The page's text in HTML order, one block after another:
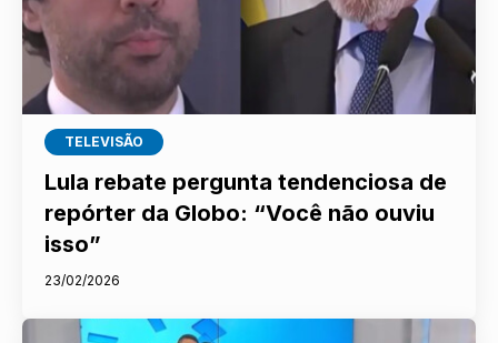
TELEVISÃO
Lula rebate pergunta tendenciosa de
repórter da Globo: “Você não ouviu
isso”
23/02/2026